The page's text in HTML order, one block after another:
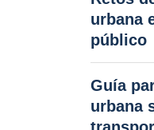
urbana
público
Guía
urbana